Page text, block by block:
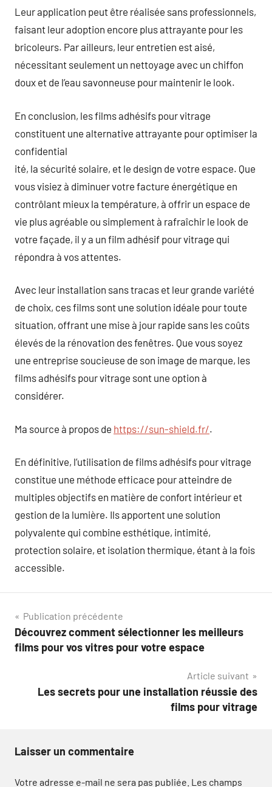
Leur application peut être réalisée sans professionnels,
faisant leur adoption encore plus attrayante pour les
bricoleurs. Par ailleurs, leur entretien est aisé,
nécessitant seulement un nettoyage avec un chiffon
doux et de l’eau savonneuse pour maintenir le look.
En conclusion, les films adhésifs pour vitrage
constituent une alternative attrayante pour optimiser la
confidential
ité, la sécurité solaire, et le design de votre espace. Que
vous visiez à diminuer votre facture énergétique en
contrôlant mieux la température, à offrir un espace de
vie plus agréable ou simplement à rafraîchir le look de
votre façade, il y a un film adhésif pour vitrage qui
répondra à vos attentes.
Avec leur installation sans tracas et leur grande variété
de choix, ces films sont une solution idéale pour toute
situation, offrant une mise à jour rapide sans les coûts
élevés de la rénovation des fenêtres. Que vous soyez
une entreprise soucieuse de son image de marque, les
films adhésifs pour vitrage sont une option à
considérer.
Ma source à propos de https://sun-shield.fr/.
En définitive, l’utilisation de films adhésifs pour vitrage
constitue une méthode efficace pour atteindre de
multiples objectifs en matière de confort intérieur et
gestion de la lumière. Ils apportent une solution
polyvalente qui combine esthétique, intimité,
protection solaire, et isolation thermique, étant à la fois
accessible.
Navigation
de
Publication précédente
Découvrez comment sélectionner les meilleurs
films pour vos vitres pour votre espace
Article suivant
Les secrets pour une installation réussie des
films pour vitrage
Laisser un commentaire
Votre adresse e-mail ne sera pas publiée. Les champs